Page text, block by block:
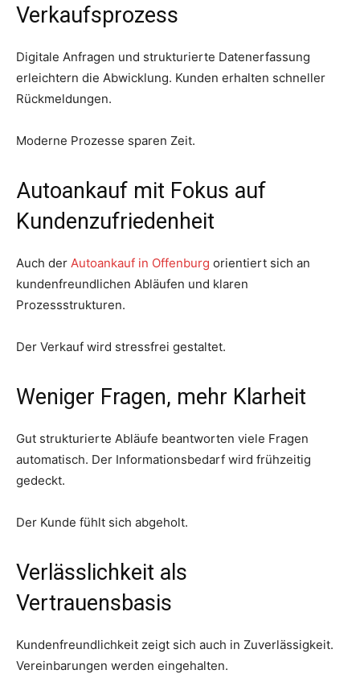
Verkaufsprozess
Digitale Anfragen und strukturierte Datenerfassung
erleichtern die Abwicklung. Kunden erhalten schneller
Rückmeldungen.
Moderne Prozesse sparen Zeit.
Autoankauf mit Fokus auf
Kundenzufriedenheit
Auch der Autoankauf in Offenburg orientiert sich an
kundenfreundlichen Abläufen und klaren
Prozessstrukturen.
Der Verkauf wird stressfrei gestaltet.
Weniger Fragen, mehr Klarheit
Gut strukturierte Abläufe beantworten viele Fragen
automatisch. Der Informationsbedarf wird frühzeitig
gedeckt.
Der Kunde fühlt sich abgeholt.
Verlässlichkeit als
Vertrauensbasis
Kundenfreundlichkeit zeigt sich auch in Zuverlässigkeit.
Vereinbarungen werden eingehalten.